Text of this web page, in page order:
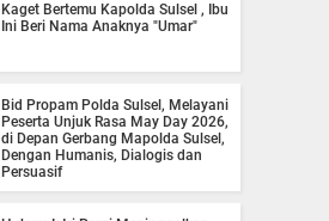
Kaget Bertemu Kapolda Sulsel , Ibu
Ini Beri Nama Anaknya "Umar"
Bid Propam Polda Sulsel, Melayani
Peserta Unjuk Rasa May Day 2026,
di Depan Gerbang Mapolda Sulsel,
Dengan Humanis, Dialogis dan
Persuasif